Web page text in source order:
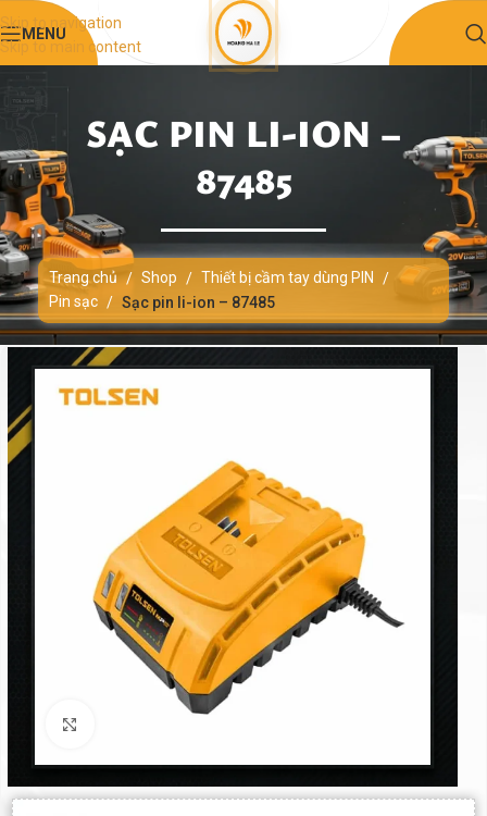
Skip to navigation
Skip to main content
MENU
SẠC PIN LI-ION –
87485
Trang chủ / Shop / Thiết bị cầm tay dùng PIN
/
Pin sạc / Sạc pin li-ion – 87485